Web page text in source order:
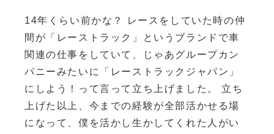
14年くらい前かな？ レースをしていた時の仲
間が「レーストラック」というブランドで車
関連の仕事をしていて、じゃあグループカン
パニーみたいに「レーストラックジャパン」
にしよう！って言って立ち上げました。 立ち
上げた以上、今までの経験が全部活かせる場
になって、僕を活かし生かしてくれた人がい